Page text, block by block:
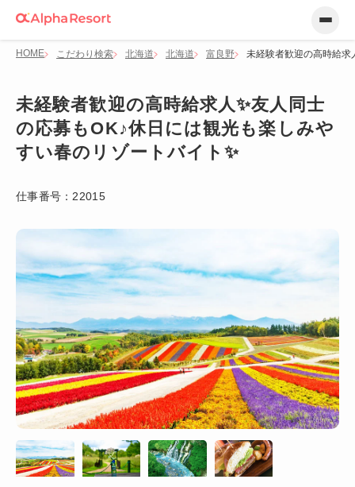
HOME こだわり検索 北海道 北海道 富良野 未経験者歓迎の高時給求
未経験者歓迎の高時給求人✨友人同士
の応募もOK♪休日には観光も楽しみや
すい春のリゾートバイト✨
仕事番号： 22015